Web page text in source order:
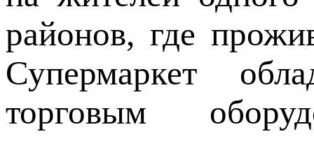
районов, где
Супермаркет
торговым